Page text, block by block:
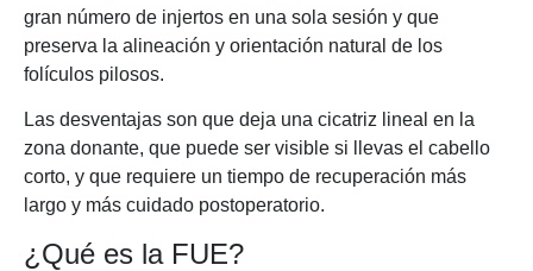
gran número de injertos en una sola sesión y que
preserva la alineación y orientación natural de los
folículos pilosos.
Las desventajas son que deja una cicatriz lineal en la
zona donante, que puede ser visible si llevas el cabello
corto, y que requiere un tiempo de recuperación más
largo y más cuidado postoperatorio.
¿Qué es la FUE?